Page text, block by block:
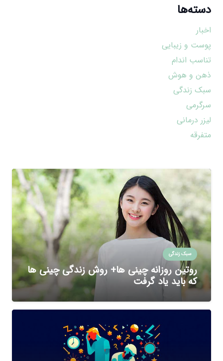
دسته‌ها
اخبار
پوست و زیبایی
تناسب اندام
ذهن و هوش
سبک زندگی
سرگرمی
لیزر درمانی
متفرقه
سبک زندگی
روتین روزانه چینی ها+ روش زندگی چینی ها
که باید یاد گرفت